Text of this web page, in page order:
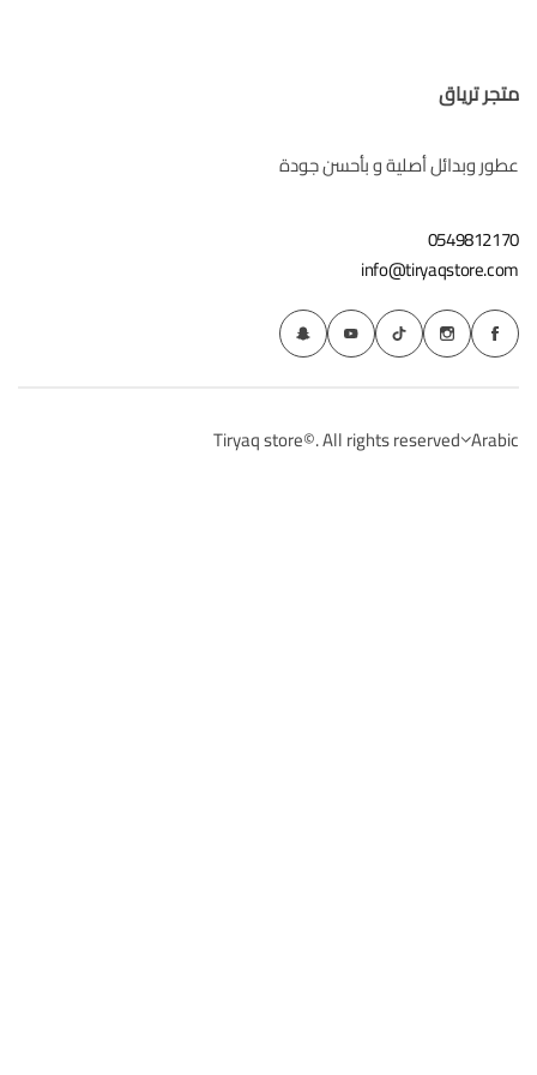
متجر ترياق
عطور وبدائل أصلية و بأحسن جودة
0549812170
info@tiryaqstore.com
Arabic
Tiryaq store©. All rights reserved